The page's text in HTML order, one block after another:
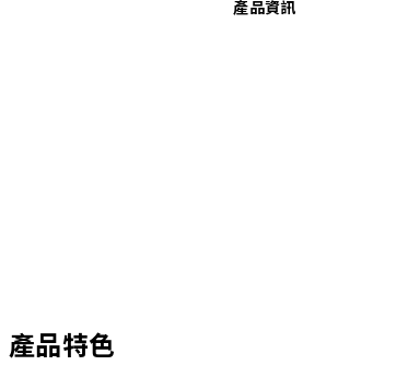
產品資訊
產品特色